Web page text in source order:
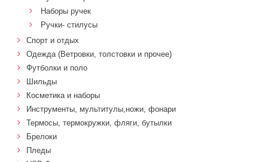
Наборы ручек
Ручки- стилусы
Спорт и отдых
Одежда (Ветровки, толстовки и прочее)
Футболки и поло
Шильды
Косметика и наборы
Инструменты, мультитулы,ножи, фонари
Термосы, термокружки, фляги, бутылки
Брелоки
Пледы